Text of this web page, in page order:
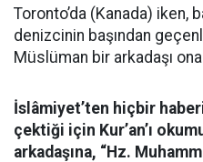
Toronto’da (Kanada) iken,
denizcinin başından
Müslüman bir arkadaşı ona
İslâmiyet’ten hiçbir
çektiği için Kur’an’ı
arkadaşına, “Hz.